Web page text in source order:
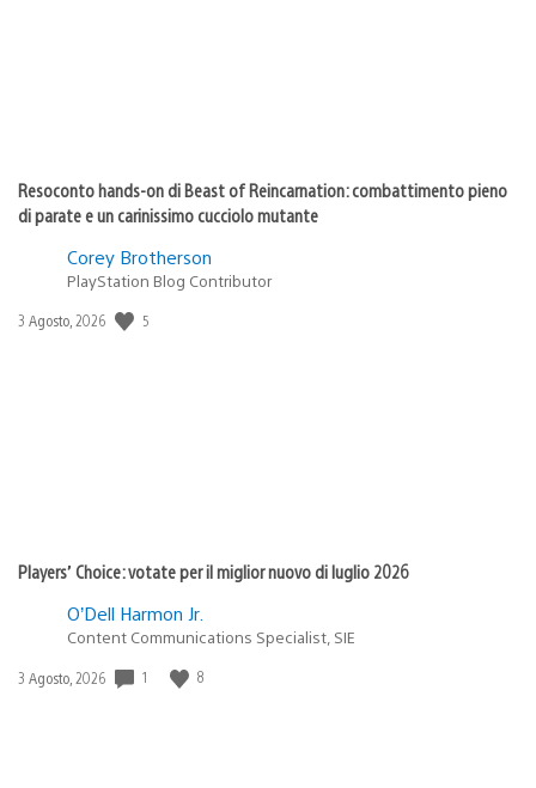
Resoconto hands-on di Beast of Reincarnation: combattimento pieno
di parate e un carinissimo cucciolo mutante
Corey Brotherson
PlayStation Blog Contributor
Data
3 Agosto, 2026 5
Players’ Choice: votate per il miglior nuovo di luglio 2026
O’Dell Harmon Jr.
Content Communications Specialist, SIE
Data
3 Agosto, 2026 1 8